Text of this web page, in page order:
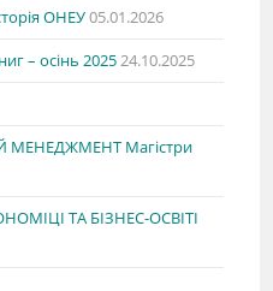
ОНЕУ05.01.2026
– осінь 202524.10.2025
МЕНЕДЖМЕНТ Магістри
ТА БІЗНЕС-ОСВІТІ